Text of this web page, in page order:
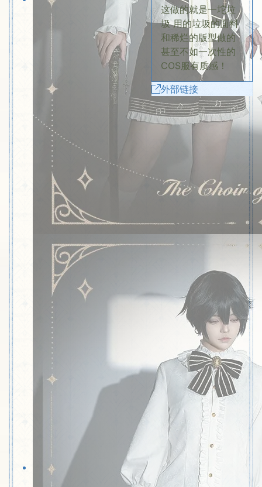
这做的就是一坨垃
圾 用的垃圾的面料
和稀烂的版型做的
甚至不如一次性的
COS服有质感！
外部链接